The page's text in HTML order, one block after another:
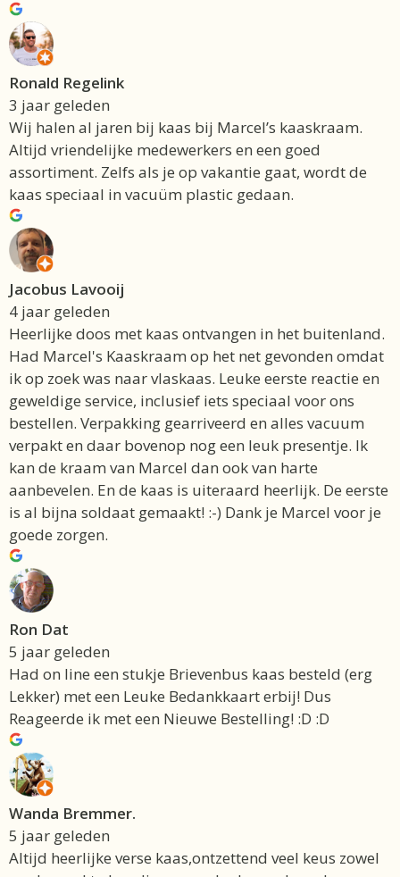
Ronald Regelink
3 jaar geleden
Wij halen al jaren bij kaas bij Marcel’s kaaskraam.
Altijd vriendelijke medewerkers en een goed
assortiment. Zelfs als je op vakantie gaat, wordt de
kaas speciaal in vacuüm plastic gedaan.
Jacobus Lavooij
4 jaar geleden
Heerlijke doos met kaas ontvangen in het buitenland.
Had Marcel's Kaaskraam op het net gevonden omdat
ik op zoek was naar vlaskaas. Leuke eerste reactie en
geweldige service, inclusief iets speciaal voor ons
bestellen. Verpakking gearriveerd en alles vacuum
verpakt en daar bovenop nog een leuk presentje. Ik
kan de kraam van Marcel dan ook van harte
aanbevelen. En de kaas is uiteraard heerlijk. De eerste
is al bijna soldaat gemaakt! :-) Dank je Marcel voor je
goede zorgen.
Ron Dat
5 jaar geleden
Had on line een stukje Brievenbus kaas besteld (erg
Lekker) met een Leuke Bedankkaart erbij! Dus
Reageerde ik met een Nieuwe Bestelling! :D :D
Wanda Bremmer.
5 jaar geleden
Altijd heerlijke verse kaas,ontzettend veel keus zowel